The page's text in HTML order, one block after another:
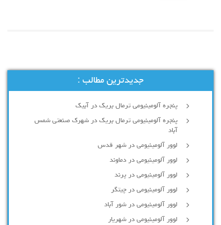
جدیدترین مطالب :
پنجره آلومینیومی ترمال بریک در آبیک
پنجره آلومینیومی ترمال بریک در شهرک صنعتی شمس
آباد
لوور آلومینیومی در شهر قدس
لوور آلومینیومی در دماوند
لوور آلومینیومی در پرند
لوور آلومینیومی در چیتگر
لوور آلومینیومی در شور آباد
لوور آلومينيومي در شهريار